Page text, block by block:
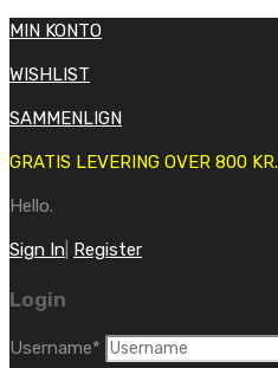
MIN KONTO
WISHLIST
SAMMENLIGN
GRATIS LEVERING OVER 800 KR.
Hello.
Sign In Register
Login
Username*